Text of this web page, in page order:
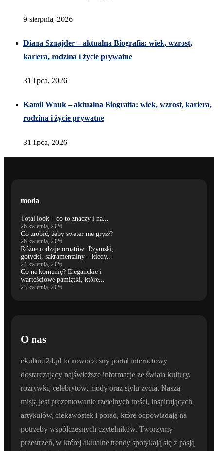
9 sierpnia, 2026
Diana Sznajder – aktualna Biografia: wiek, wzrost,
kariera, rodzina i życie prywatne
31 lipca, 2026
Kamil Wnuk – aktualna Biografia: wiek, wzrost, kariera,
rodzina i życie prywatne
31 lipca, 2026
moda
Total look – co to znaczy i na...
26 kwietnia, 2026
Co zrobić, żeby sweter nie gryzł?
26 kwietnia, 2026
Różne rodzaje ornatów: Rzymski,
gotycki, sakramentalny – kiedy...
24 kwietnia, 2026
Co na komunię? Eleganckie i
wartościowe pamiątki, które...
23 kwietnia, 2026
O nas
ekultura24.pl to nowoczesny portal internetowy
dostarczający najświeższe informacje ze świata kultury,
rozrywki, celebrytów, mody oraz stylu życia. Naszą
misją jest prezentowanie rzetelnych treści, inspirujących
artykułów, ciekawostek i porad, które odpowiadają na
potrzeby współczesnych czytelników. Tworzymy
przestrzeń, w której aktualne trendy spotykają się z pasją